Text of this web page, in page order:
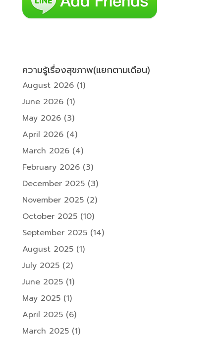
ความรู้เรื่องสุขภาพ(แยกตามเดือน)
August 2026(1)
June 2026(1)
May 2026(3)
April 2026(4)
March 2026(4)
February 2026(3)
December 2025(3)
November 2025(2)
October 2025(10)
September 2025(14)
August 2025(1)
July 2025(2)
June 2025(1)
May 2025(1)
April 2025(6)
March 2025(1)